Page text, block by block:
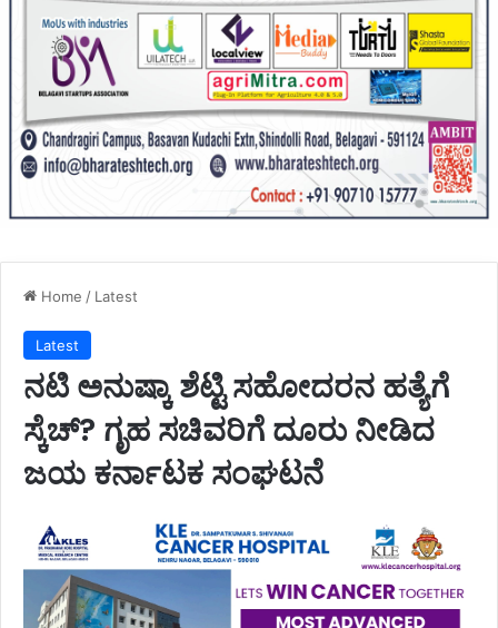
Home / Latest
Latest
ನಟಿ ಅನುಷ್ಕಾ ಶೆಟ್ಟಿ ಸಹೋದರನ ಹತ್ಯೆಗೆ
ಸ್ಕೆಚ್? ಗೃಹ ಸಚಿವರಿಗೆ ದೂರು ನೀಡಿದ
ಜಯ ಕರ್ನಾಟಕ ಸಂಘಟನೆ